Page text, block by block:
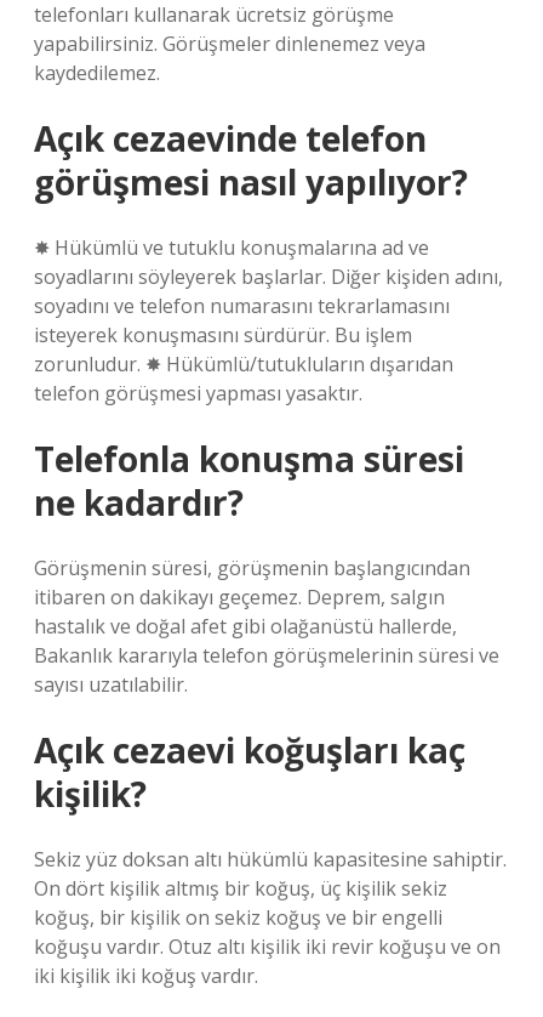
telefonları kullanarak ücretsiz görüşme
yapabilirsiniz. Görüşmeler dinlenemez veya
kaydedilemez.
Açık cezaevinde telefon
görüşmesi nasıl yapılıyor?
✸ Hükümlü ve tutuklu konuşmalarına ad ve
soyadlarını söyleyerek başlarlar. Diğer kişiden adını,
soyadını ve telefon numarasını tekrarlamasını
isteyerek konuşmasını sürdürür. Bu işlem
zorunludur. ✸ Hükümlü/tutukluların dışarıdan
telefon görüşmesi yapması yasaktır.
Telefonla konuşma süresi
ne kadardır?
Görüşmenin süresi, görüşmenin başlangıcından
itibaren on dakikayı geçemez. Deprem, salgın
hastalık ve doğal afet gibi olağanüstü hallerde,
Bakanlık kararıyla telefon görüşmelerinin süresi ve
sayısı uzatılabilir.
Açık cezaevi koğuşları kaç
kişilik?
Sekiz yüz doksan altı hükümlü kapasitesine sahiptir.
On dört kişilik altmış bir koğuş, üç kişilik sekiz
koğuş, bir kişilik on sekiz koğuş ve bir engelli
koğuşu vardır. Otuz altı kişilik iki revir koğuşu ve on
iki kişilik iki koğuş vardır.